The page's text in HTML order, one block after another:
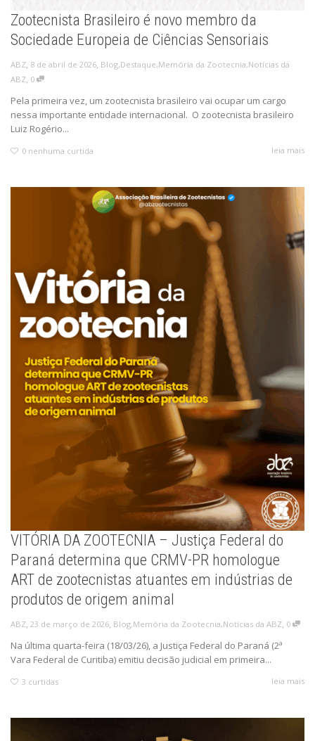
Zootecnista Brasileiro é novo membro da
Sociedade Europeia de Ciências Sensoriais
ABZ 8 de abril de 2026 Blog,Destaque,Memória da Zootecnia,Notícias da
ABZ, 0
Pela primeira vez, um zootecnista brasileiro vai ocupar um cargo
nessa importante entidade internacional. O zootecnista brasileiro
Luiz Rogério...
0 nenhuma curtida leia mais
VITÓRIA DA ZOOTECNIA – Justiça Federal do
Paraná determina que CRMV-PR homologue
ART de zootecnistas atuantes em indústrias de
produtos de origem animal
ABZ, 23 de março de 2026, Blog,Memória da Zootecnia,Notícias da ABZ, 0
Na última quarta-feira (18/03/26), a Justiça Federal do Paraná (2ª
Vara Federal de Curitiba) emitiu decisão judicial em primeira...
3 curtidas leia mais